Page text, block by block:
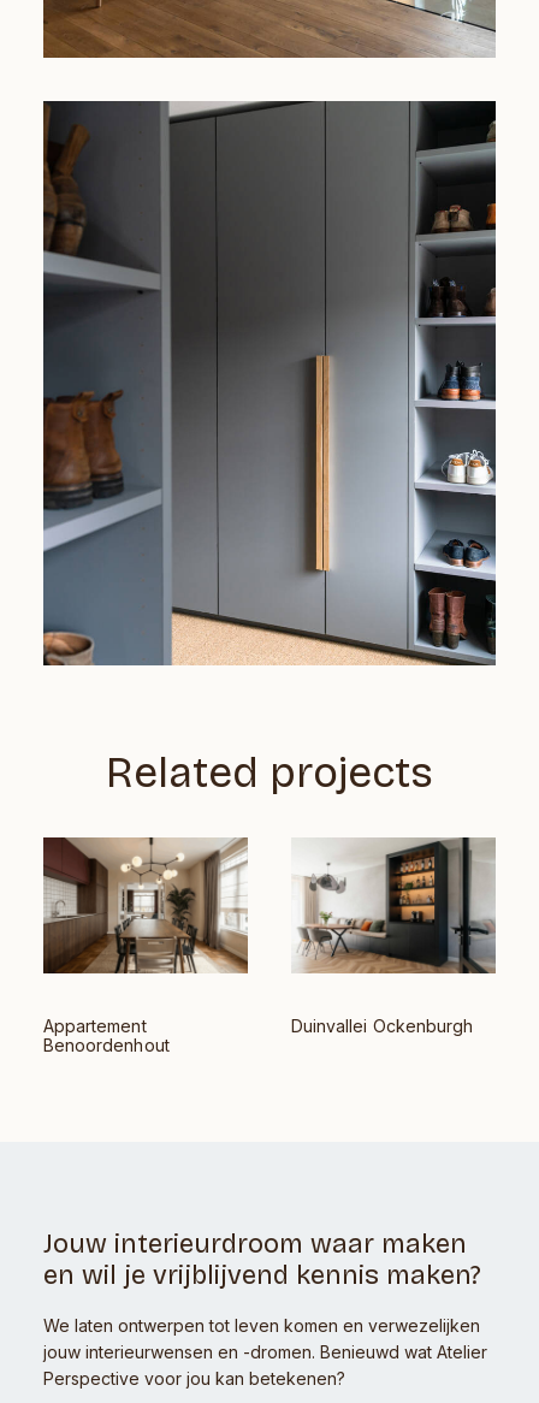
Related projects
Appartement
Benoordenhout
Duinvallei Ockenburgh
Jouw interieurdroom waar maken
en wil je vrijblijvend kennis maken?
We laten ontwerpen tot leven komen en verwezelijken
jouw interieurwensen en -dromen. Benieuwd wat Atelier
Perspective voor jou kan betekenen?